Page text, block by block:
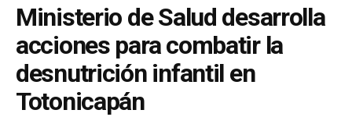
Ministerio de Salud desarrolla
acciones para combatir la
desnutrición infantil en
Totonicapán